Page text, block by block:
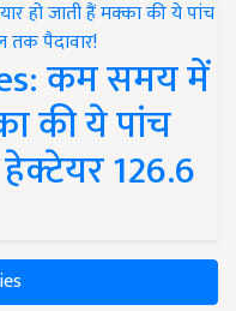
कम समय में
की ये पांच
126.6